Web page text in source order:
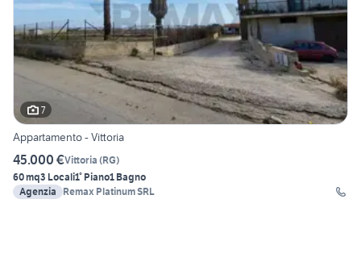
7
Appartamento - Vittoria
45.000 €Vittoria (RG)
60 mq3 Locali1° Piano1 Bagno
Agenzia
Remax Platinum SRL